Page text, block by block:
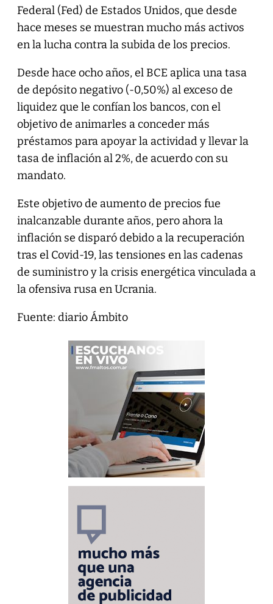
Federal (Fed) de Estados Unidos, que desde
hace meses se muestran mucho más activos
en la lucha contra la subida de los precios.
Desde hace ocho años, el BCE aplica una tasa
de depósito negativo (-0,50%) al exceso de
liquidez que le confían los bancos, con el
objetivo de animarles a conceder más
préstamos para apoyar la actividad y llevar la
tasa de inflación al 2%, de acuerdo con su
mandato.
Este objetivo de aumento de precios fue
inalcanzable durante años, pero ahora la
inflación se disparó debido a la recuperación
tras el Covid-19, las tensiones en las cadenas
de suministro y la crisis energética vinculada a
la ofensiva rusa en Ucrania.
Fuente: diario Ámbito